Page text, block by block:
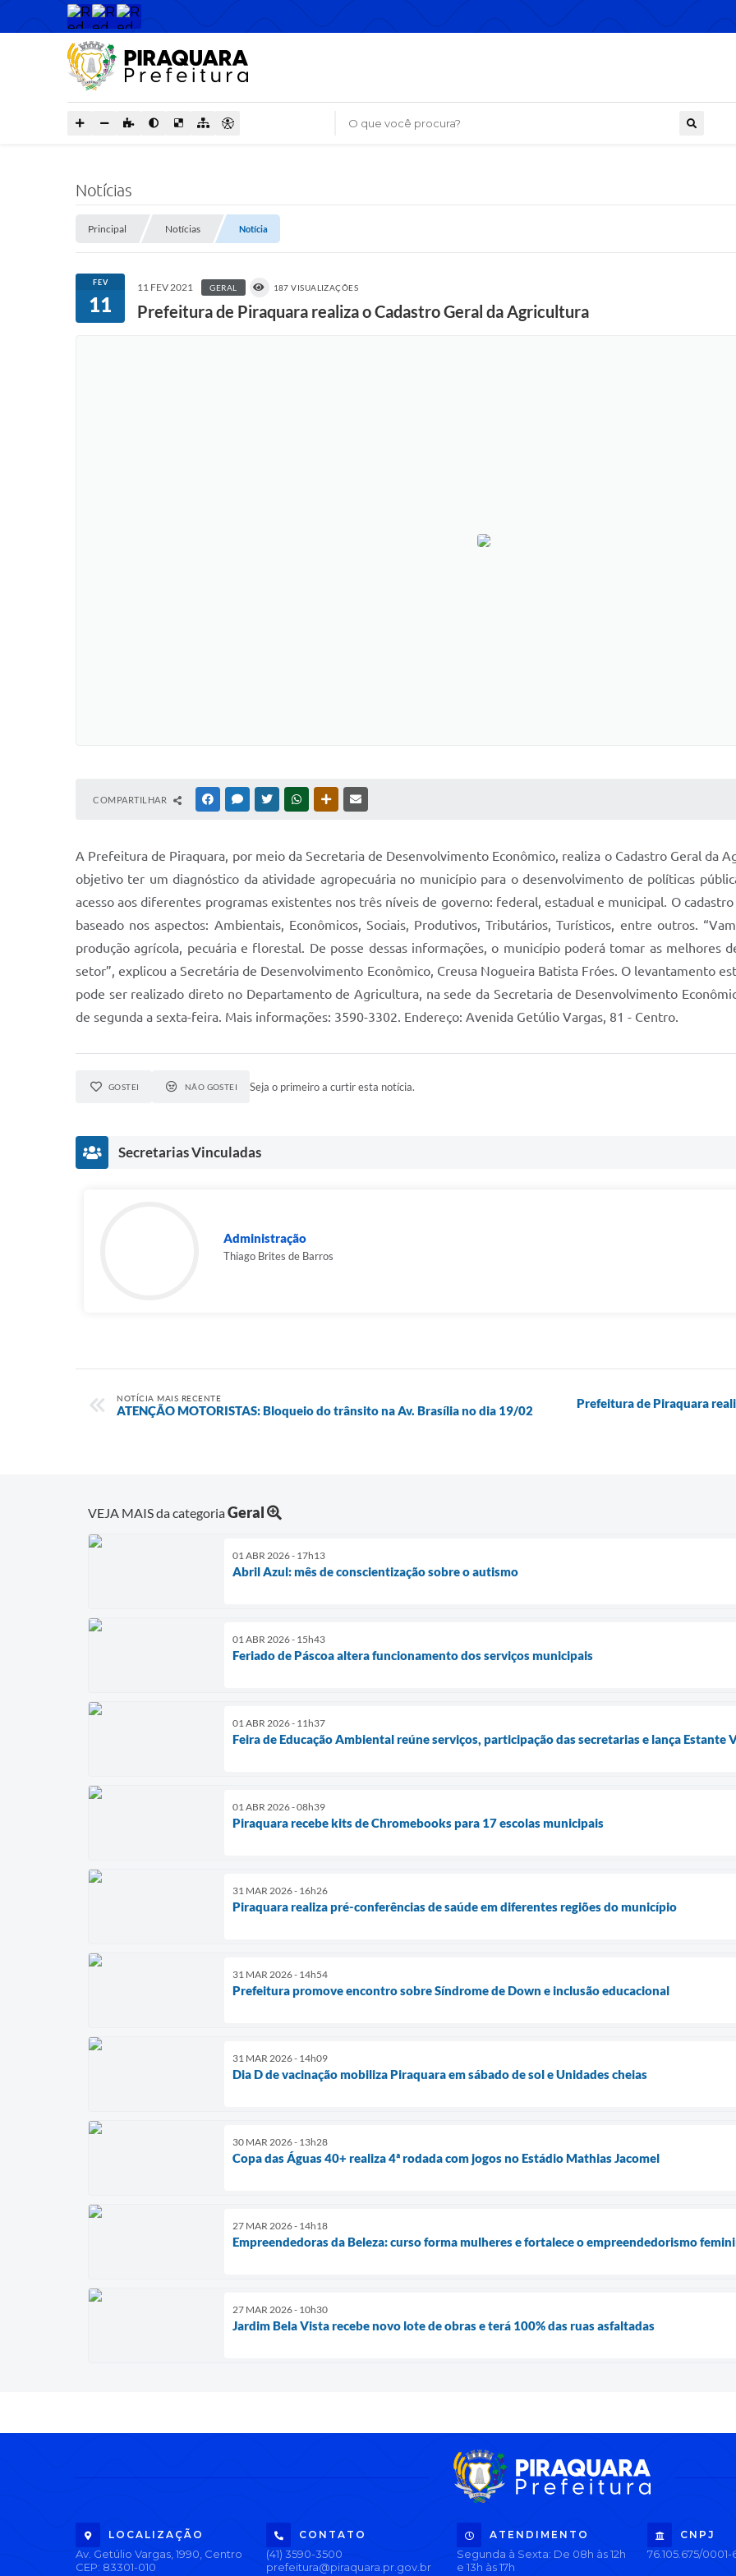
O que você procura?
Notícias
Principal Notícias Notícia
FEV
11
11 FEV 2021 GERAL 187 VISUALIZAÇÕES
Prefeitura de Piraquara realiza o Cadastro Geral da Agricultura
COMPARTILHAR FACEBOOKMESSENGER
TWITTERWHATSAPPOUTRAS MÍDIAS
A Prefeitura de Piraquara, por meio da Secretaria de Desenvolvimento Econômico, realiza o Cadastro Geral da
objetivo ter um diagnóstico da atividade agropecuária no município para o desenvolvimento de políticas
acesso aos diferentes programas existentes nos três níveis de governo: federal, estadual e municipal. O
baseado nos aspectos: Ambientais, Econômicos, Sociais, Produtivos, Tributários, Turísticos, entre outros.
produção agrícola, pecuária e florestal. De posse dessas informações, o município poderá tomar as melhores
setor”, explicou a Secretária de Desenvolvimento Econômico, Creusa Nogueira Batista Fróes. O levantamento
pode ser realizado direto no Departamento de Agricultura, na sede da Secretaria de Desenvolvimento
de segunda a sexta-feira. Mais informações: 3590-3302. Endereço: Avenida Getúlio Vargas, 81 - Centro.
GOSTEI NÃO GOSTEI Seja o primeiro a curtir esta notícia.
Secretarias Vinculadas
Administração
Thiago Brites de Barros
NOTÍCIA MAIS RECENTE
ATENÇÃO MOTORISTAS: Bloqueio do trânsito na Av. Brasília no dia 19/02
Prefeitura de Piraquara
VEJA MAIS da categoriaGeral
01 ABR 2026 - 17h13
Abril Azul: mês de conscientização sobre o autismo
01 ABR 2026 - 15h43
Feriado de Páscoa altera funcionamento dos serviços municipais
01 ABR 2026 - 11h37
Feira de Educação Ambiental reúne serviços, participação das secretarias e lança Estante
01 ABR 2026 - 08h39
Piraquara recebe kits de Chromebooks para 17 escolas municipais
31 MAR 2026 - 16h26
Piraquara realiza pré-conferências de saúde em diferentes regiões do município
31 MAR 2026 - 14h54
Prefeitura promove encontro sobre Síndrome de Down e inclusão educacional
31 MAR 2026 - 14h09
Dia D de vacinação mobiliza Piraquara em sábado de sol e Unidades cheias
30 MAR 2026 - 13h28
Copa das Águas 40+ realiza 4ª rodada com jogos no Estádio Mathias Jacomel
27 MAR 2026 - 14h18
Empreendedoras da Beleza: curso forma mulheres e fortalece o empreendedorismo
27 MAR 2026 - 10h30
Jardim Bela Vista recebe novo lote de obras e terá 100% das ruas asfaltadas
LOCALIZAÇÃO
Av. Getúlio Vargas, 1990, Centro
CEP: 83301-010
CONTATO
(41) 3590-3500
prefeitura@piraquara.pr.gov.br
ATENDIMENTO
Segunda à Sexta: De 08h às 12h
e 13h às 17h
CNPJ
76.105.675/0001-